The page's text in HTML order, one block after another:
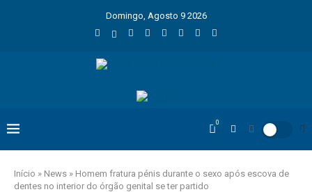
Domingo, Agosto 9 2026
0
Início » News » Homem fratura pénis durante o sexo após escova de
dentes no interior do órgão genital se ter partido